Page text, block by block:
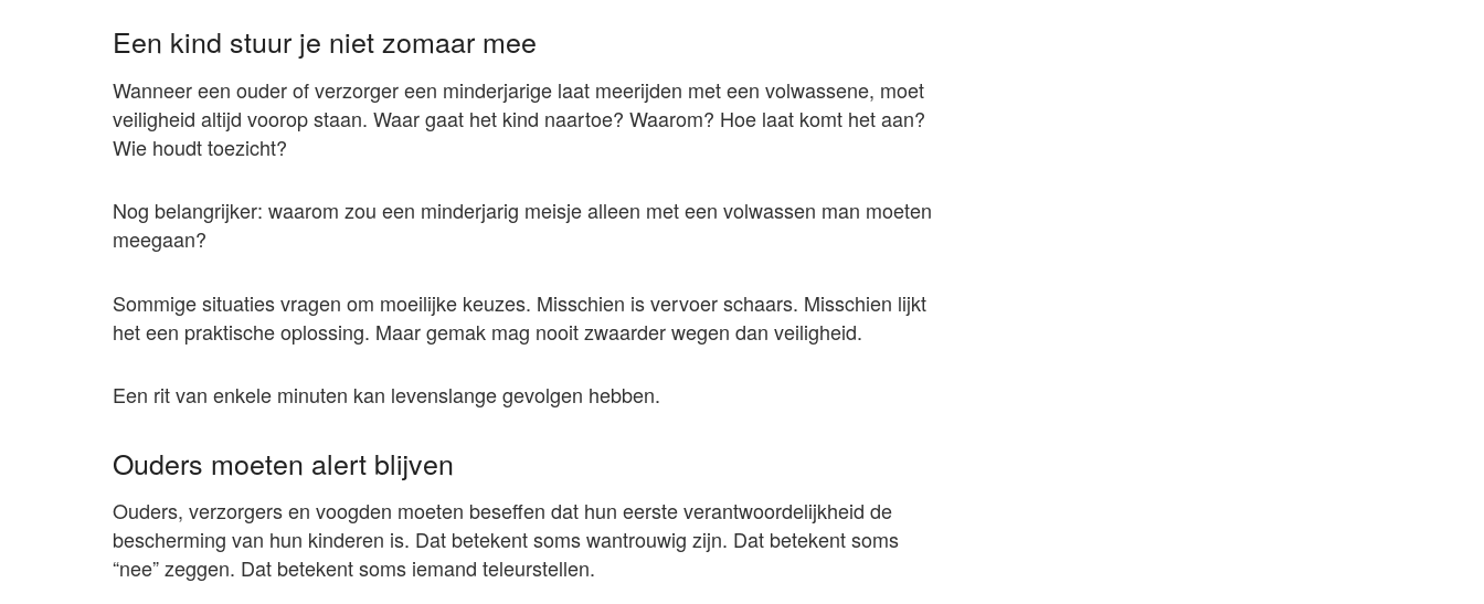
Een kind stuur je niet zomaar mee
Wanneer een ouder of verzorger een minderjarige laat meerijden met een volwassene, moet
veiligheid altijd voorop staan. Waar gaat het kind naartoe? Waarom? Hoe laat komt het aan?
Wie houdt toezicht?
Nog belangrijker: waarom zou een minderjarig meisje alleen met een volwassen man moeten
meegaan?
Sommige situaties vragen om moeilijke keuzes. Misschien is vervoer schaars. Misschien lijkt
het een praktische oplossing. Maar gemak mag nooit zwaarder wegen dan veiligheid.
Een rit van enkele minuten kan levenslange gevolgen hebben.
Ouders moeten alert blijven
Ouders, verzorgers en voogden moeten beseffen dat hun eerste verantwoordelijkheid de
bescherming van hun kinderen is. Dat betekent soms wantrouwig zijn. Dat betekent soms
“nee” zeggen. Dat betekent soms iemand teleurstellen.